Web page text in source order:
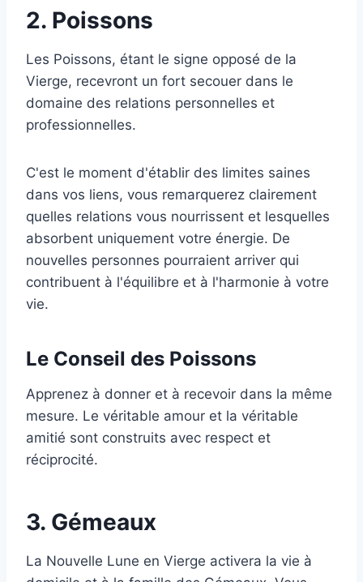
2. Poissons
Les Poissons, étant le signe opposé de la
Vierge, recevront un fort secouer dans le
domaine des relations personnelles et
professionnelles.
C'est le moment d'établir des limites saines
dans vos liens, vous remarquerez clairement
quelles relations vous nourrissent et lesquelles
absorbent uniquement votre énergie. De
nouvelles personnes pourraient arriver qui
contribuent à l'équilibre et à l'harmonie à votre
vie.
Le Conseil des Poissons
Apprenez à donner et à recevoir dans la même
mesure. Le véritable amour et la véritable
amitié sont construits avec respect et
réciprocité.
3. Gémeaux
La Nouvelle Lune en Vierge activera la vie à